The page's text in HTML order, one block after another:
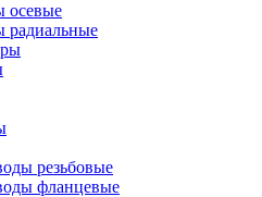
осевые
радиальные
резьбовые
фланцевые